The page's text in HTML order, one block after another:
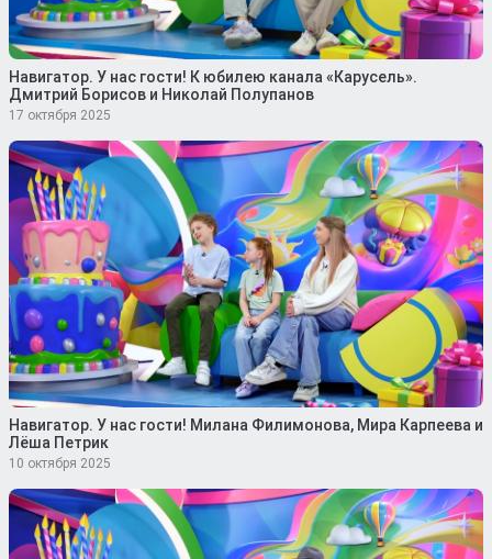
Навигатор. У нас гости! К юбилею канала «Карусель».
Дмитрий Борисов и Николай Полупанов
17 октября 2025
Навигатор. У нас гости! Милана Филимонова, Мира Карпеева и
Лёша Петрик
10 октября 2025